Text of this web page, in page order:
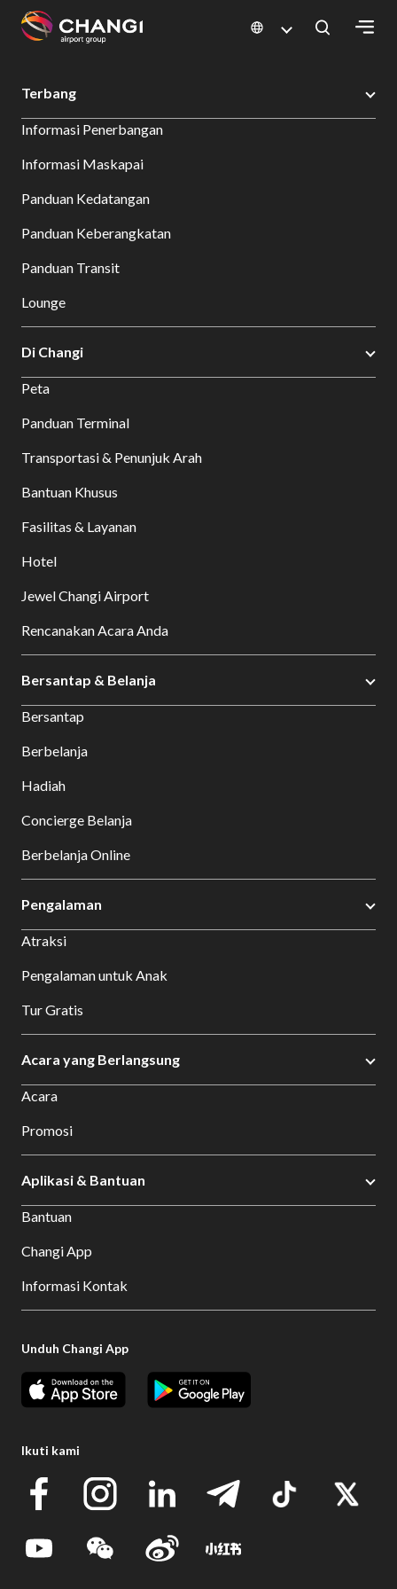
Changi
Language
Changi Airport Bersantap dan Belanja Direktori Toko Shop Detail
Terbang
Informasi Penerbangan
Informasi Maskapai
Panduan Kedatangan
Panduan Keberangkatan
Panduan Transit
Lounge
Di Changi
Peta
Panduan Terminal
Transportasi & Penunjuk Arah
Bantuan Khusus
Fasilitas & Layanan
Hotel
Jewel Changi Airport
Rencanakan Acara Anda
Bersantap & Belanja
Bersantap
Berbelanja
Hadiah
Concierge Belanja
Berbelanja Online
Pengalaman
Atraksi
Pengalaman untuk Anak
Tur Gratis
Acara yang Berlangsung
Acara
Promosi
Aplikasi & Bantuan
Bantuan
Changi App
Informasi Kontak
Unduh Changi App
Ikuti kami